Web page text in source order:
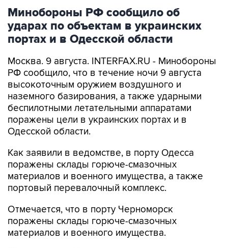
Минобороны РФ сообщило об
ударах по объектам в украинских
портах и в Одесской области
Москва. 9 августа. INTERFAX.RU - Минобороны
РФ сообщило, что в течение ночи 9 августа
высокоточным оружием воздушного и
наземного базирования, а также ударными
беспилотными летательными аппаратами
поражены цели в украинских портах и в
Одесской области.
Как заявили в ведомстве, в порту Одесса
поражены склады горюче-смазочных
материалов и военного имущества, а также
портовый перевалочный комплекс.
Отмечается, что в порту Черноморск
поражены склады горюче-смазочных
материалов и военного имущества.